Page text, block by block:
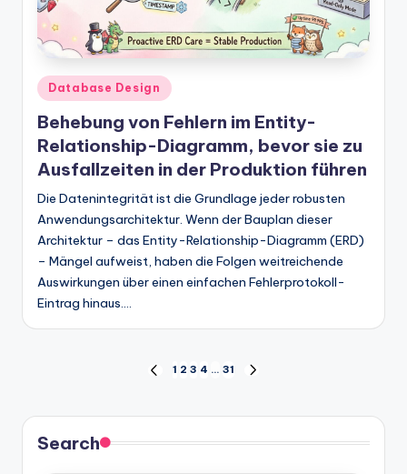
Posted
in
Database Design
Behebung von Fehlern im Entity-
Relationship-Diagramm, bevor sie zu
Ausfallzeiten in der Produktion führen
Die Datenintegrität ist die Grundlage jeder robusten
Anwendungsarchitektur. Wenn der Bauplan dieser
Architektur – das Entity-Relationship-Diagramm (ERD)
– Mängel aufweist, haben die Folgen weitreichende
Auswirkungen über einen einfachen Fehlerprotokoll-
Eintrag hinaus.…
Seitennummerierung
der
Beiträge
PREVIOUS
1 2 3 4 … 31
Search